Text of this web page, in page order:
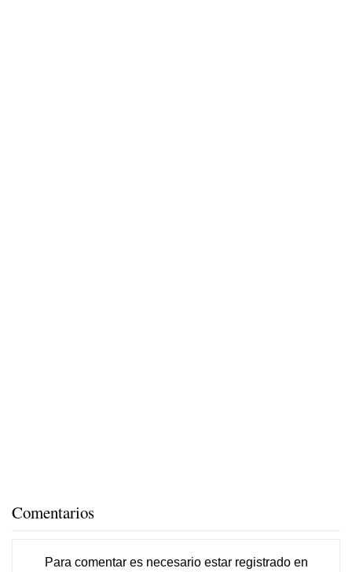
Comentarios
Para comentar es necesario estar registradoen